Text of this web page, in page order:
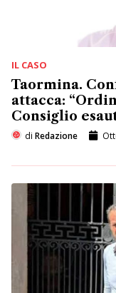
IL CASO
Taormina.
attacca:
Consiglio
di Redazione